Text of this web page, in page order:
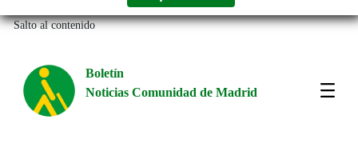
Salto al contenido
Boletín
Noticias Comunidad de Madrid